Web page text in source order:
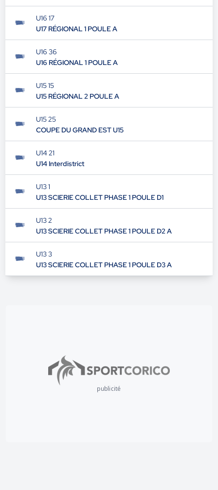
U16 17
U17 RÉGIONAL 1 POULE A
U16 36
U16 RÉGIONAL 1 POULE A
U15 15
U15 RÉGIONAL 2 POULE A
U15 25
COUPE DU GRAND EST U15
U14 21
U14 Interdistrict
U13 1
U13 SCIERIE COLLET PHASE 1 POULE D1
U13 2
U13 SCIERIE COLLET PHASE 1 POULE D2 A
U13 3
U13 SCIERIE COLLET PHASE 1 POULE D3 A
publicité